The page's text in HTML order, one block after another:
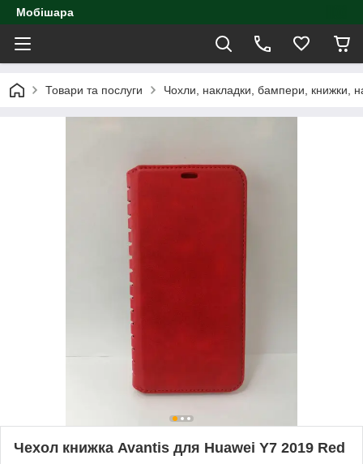
Мобішара
Товари та послуги Чохли, накладки, бампери, книжки,
Чехол книжка Avantis для Huawei Y7 2019 Red